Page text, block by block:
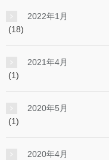
2022年1月
(18)
2021年4月
(1)
2020年5月
(1)
2020年4月